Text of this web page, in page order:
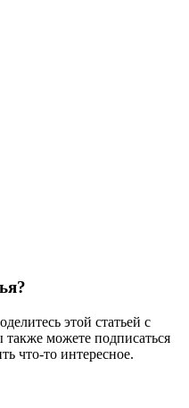
этой статьей с
можете подписаться
что-то интересное.